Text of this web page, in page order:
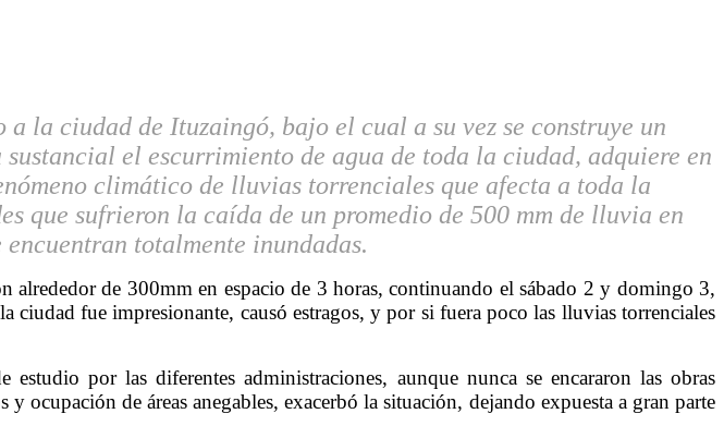
la ciudad de Ituzaingó, bajo el cual a su vez se construye un
el escurrimiento de agua de toda la ciudad, adquiere en
climático de lluvias torrenciales que afecta a toda la
que sufrieron la caída de un promedio de 500 mm de lluvia en
totalmente inundadas.
de 300mm en espacio de 3 horas, continuando el sábado 2 y domingo 3,
fue impresionante, causó estragos, y por si fuera poco las lluvias torrenciales
por las diferentes administraciones, aunque nunca se encararon las obras
ocupación de áreas anegables, exacerbó la situación, dejando expuesta a gran parte